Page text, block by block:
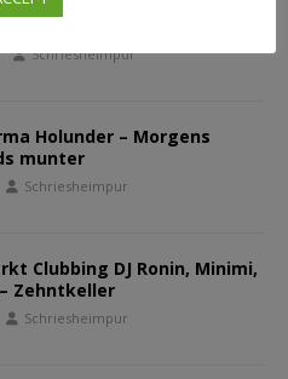
Schriesheimpur
Holunder – Morgens
munter
Schriesheimpur
Clubbing DJ Ronin, Minimi,
Zehntkeller
Schriesheimpur